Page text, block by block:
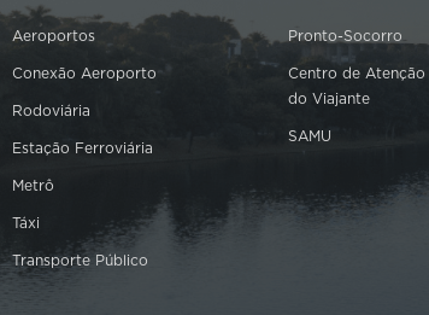
Aeroportos
Conexão Aeroporto
Rodoviária
Estação Ferroviária
Metrô
Táxi
Transporte Público
Pronto-Socorro
Centro de Atenção
do Viajante
SAMU